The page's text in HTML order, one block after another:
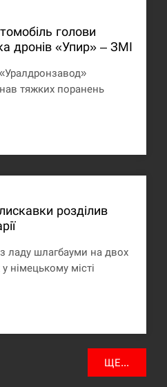
голови
дронів «Упир» – ЗМІ
тяжких поранень
розділив
ладу шлагбауми на двох
німецькому місті
ЩЕ...